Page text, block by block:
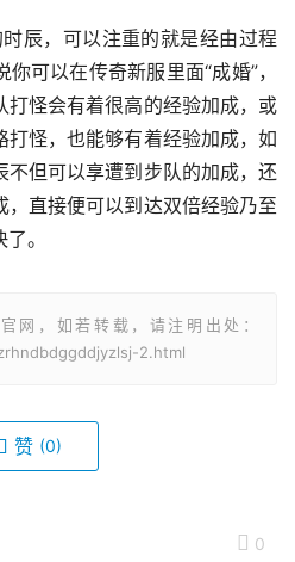
可以在传奇新服里面“成婚”，
打怪会有着很高的经验加成，或
怪，也能够有着经验加成，如
不但可以享遭到步队的加成，还
直接便可以到达双倍经验乃至
。
网，如若转载，请注明出处：
2.html
赞 (0)
0